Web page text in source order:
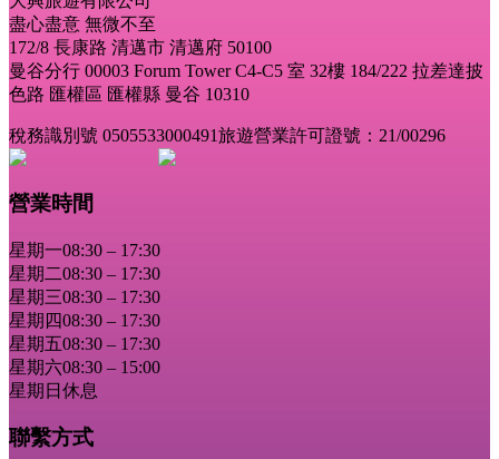
盡心盡意 無微不至
172/8 長康路 清邁市 清邁府 50100
曼谷分行 00003 Forum Tower C4-C5 室 32樓 184/222 拉差達披
色路 匯權區 匯權縣 曼谷 10310
稅務識別號 0505533000491旅遊營業許可證號：21/00296
營業時間
星期一08:30 – 17:30
星期二08:30 – 17:30
星期三08:30 – 17:30
星期四08:30 – 17:30
星期五08:30 – 17:30
星期六08:30 – 15:00
星期日 休息
聯繫方式